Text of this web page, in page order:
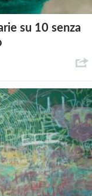
su 10 senza